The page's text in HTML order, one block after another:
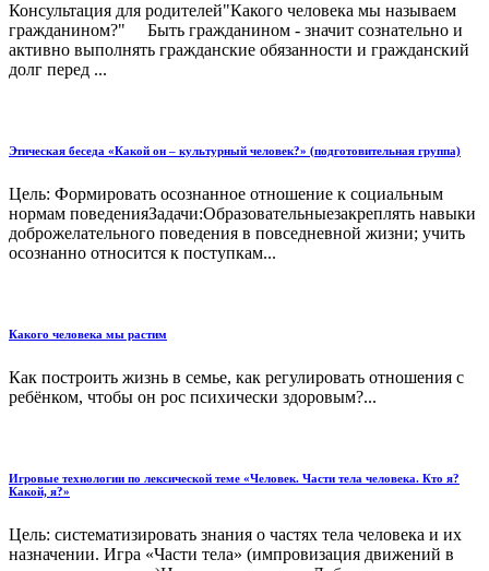
Консультация для родителей"Какого человека мы называем
гражданином?" Быть гражданином - значит сознательно и
активно выполнять гражданские обязанности и гражданский
долг перед ...
Этическая беседа «Какой он – культурный человек?» (подготовительная группа)
Цель: Формировать осознанное отношение к социальным
нормам поведенияЗадачи:Образовательныезакреплять навыки
доброжелательного поведения в повседневной жизни; учить
осознанно относится к поступкам...
Какого человека мы растим
Как построить жизнь в семье, как регулировать отношения с
ребёнком, чтобы он рос психически здоровым?...
Игровые технологии по лексической теме «Человек. Части тела человека. Кто я?
Какой, я?»
Цель: систематизировать знания о частях тела человека и их
назначении. Игра «Части тела» (импровизация движений в